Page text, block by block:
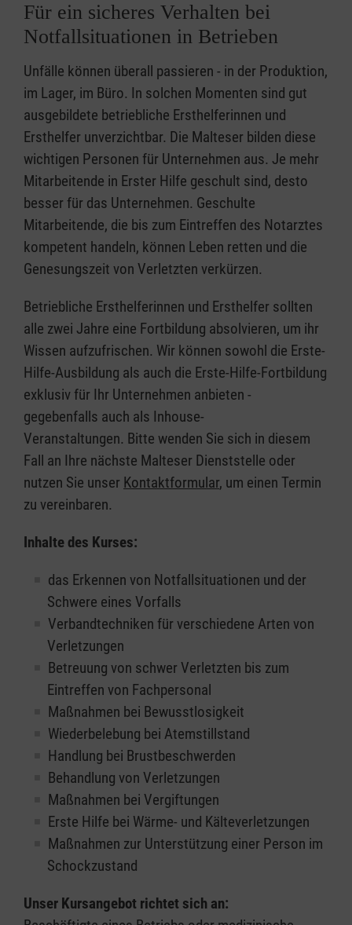
Für ein sicheres Verhalten bei
Notfallsituationen in Betrieben
Unfälle können überall passieren - in der Produktion,
im Lager, im Büro. In solchen Momenten sind gut
ausgebildete betriebliche Ersthelferinnen und
Ersthelfer unverzichtbar. Die Malteser bilden diese
wichtigen Personen für Unternehmen aus. Je mehr
Mitarbeitende in Erster Hilfe geschult sind, desto
besser für das Unternehmen. Geschulte
Mitarbeitende, die bis zum Eintreffen des Notarztes
kompetent handeln, können Leben retten und die
Genesungszeit von Verletzten verkürzen.
Betriebliche Ersthelferinnen und Ersthelfer sollten
alle zwei Jahre eine Fortbildung absolvieren, um ihr
Wissen aufzufrischen. Wir können sowohl die Erste-
Hilfe-Ausbildung als auch die Erste-Hilfe-Fortbildung
exklusiv für Ihr Unternehmen anbieten -
gegebenfalls auch als Inhouse-
Veranstaltungen. Bitte wenden Sie sich in diesem
Fall an Ihre nächste Malteser Dienststelle oder
nutzen Sie unser Kontaktformular, um einen Termin
zu vereinbaren.
Inhalte des Kurses:
das Erkennen von Notfallsituationen und der
Schwere eines Vorfalls
Verbandtechniken für verschiedene Arten von
Verletzungen
Betreuung von schwer Verletzten bis zum
Eintreffen von Fachpersonal
Maßnahmen bei Bewusstlosigkeit
Wiederbelebung bei Atemstillstand
Handlung bei Brustbeschwerden
Behandlung von Verletzungen
Maßnahmen bei Vergiftungen
Erste Hilfe bei Wärme- und Kälteverletzungen
Maßnahmen zur Unterstützung einer Person im
Schockzustand
Unser Kursangebot richtet sich an: